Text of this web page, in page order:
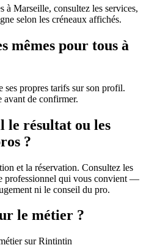
à Marseille, consultez les services,
selon les créneaux affichés.
mêmes pour tous à
propres tarifs sur son profil.
avant de confirmer.
résultat ou les
?
et la réservation. Consultez les
professionnel qui vous convient —
ni le conseil du pro.
le métier ?
sur Rintintin